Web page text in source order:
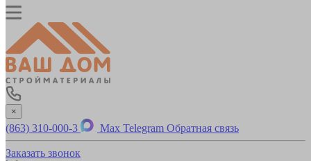
×
(863) 310-000-3 Max Telegram Обратная связь
Заказать звонок